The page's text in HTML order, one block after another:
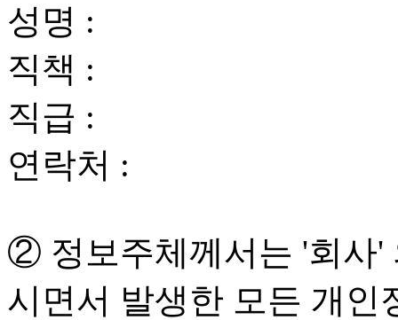
성명 :
직책 :
직급 :
연락처 :
② 정보주체께서는 '회사'
시면서 발생한 모든 개인